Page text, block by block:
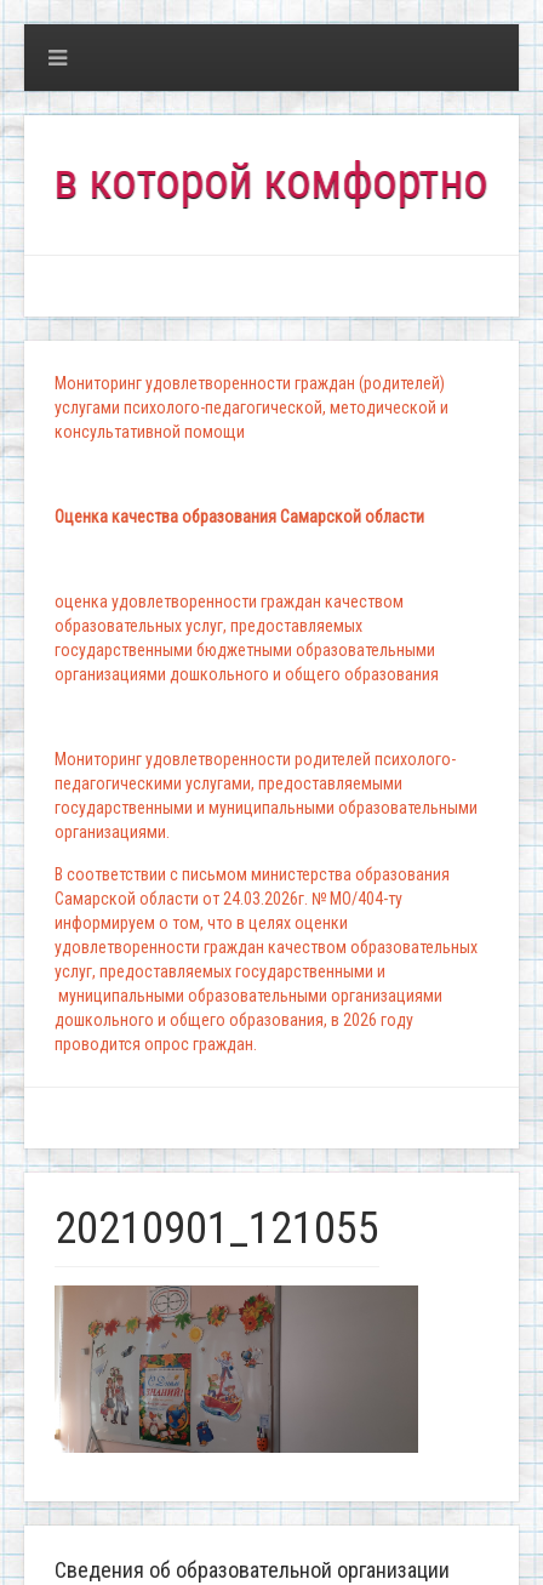
комфортно всем!"
Мониторинг удовлетворенности граждан (родителей)
услугами психолого-педагогической, методической и
консультативной помощи
Оценка качества образования Самарской области
оценка удовлетворенности граждан качеством
образовательных услуг, предоставляемых
государственными бюджетными образовательными
организациями дошкольного и общего образования
Мониторинг удовлетворенности родителей психолого-
педагогическими услугами, предоставляемыми
государственными и муниципальными образовательными
организациями.
В соответствии с письмом министерства образования
Самарской области от 24.03.2026г. № МО/404-ту
информируем о том, что в целях оценки
удовлетворенности граждан качеством образовательных
услуг, предоставляемых государственными и
муниципальными образовательными организациями
дошкольного и общего образования, в 2026 году
проводится опрос граждан.
20210901_121055
Сведения об образовательной организации